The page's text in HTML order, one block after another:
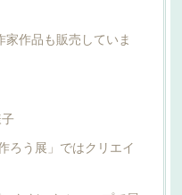
作品も販売していま
ろう展」ではクリエイ